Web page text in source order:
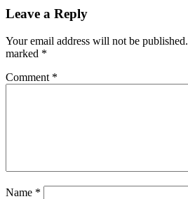
Leave a Reply
Your email address will not be published.
marked *
Comment *
Name *